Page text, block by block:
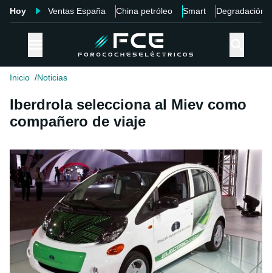
Hoy Ventas España China petróleo Smart Degradación
Inicio Noticias
Iberdrola selecciona al Miev como
compañero de viaje